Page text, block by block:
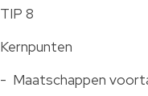
TIP 8
Kernpunten
- Maatschappen